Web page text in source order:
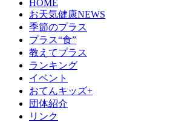
HOME
お天気健康NEWS
季節のプラス
プラス“食”
教えてプラス
ランキング
イベント
おてんキッズ+
団体紹介
リンク